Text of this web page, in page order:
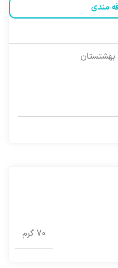
مندی
70 گرم